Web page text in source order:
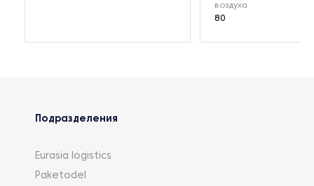
воздуха
80
Подразделения
Eurasia logistics
Paketodel